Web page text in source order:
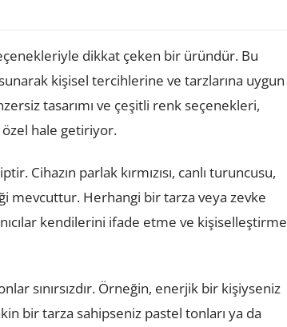
dikkat çeken bir üründür. Bu
kişisel tercihlerine ve tarzlarına uygun
tasarımı ve çeşitli renk seçenekleri,
özel hale getiriyor.
Cihazın parlak kırmızısı, canlı turuncusu,
mevcuttur. Herhangi bir tarza veya zevke
kendilerini ifade etme ve kişiselleştirme
sınırsızdır. Örneğin, enerjik bir kişiyseniz
bir tarza sahipseniz pastel tonları ya da